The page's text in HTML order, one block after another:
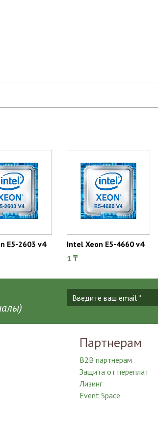
E5-2603 v4
Intel Xeon E5-4660 v4
1 ₸
Партнерам
B2B партнерам
Защита от переплат
Лизинг
Event Space